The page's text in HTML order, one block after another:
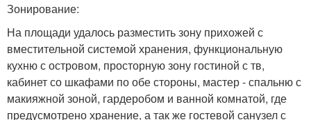
Зонирование:
На площади удалось разместить зону прихожей с
вместительной системой хранения, функциональную
кухню с островом, просторную зону гостиной с тв,
кабинет со шкафами по обе стороны, мастер - спальню с
макияжной зоной, гардеробом и ванной комнатой, где
предусмотрено хранение, а так же гостевой санузел с